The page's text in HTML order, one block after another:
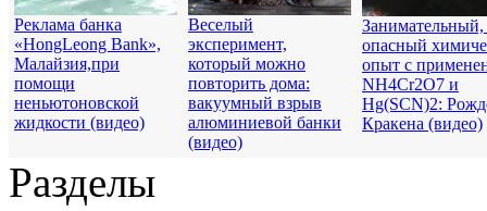
Реклама банка
«HongLeong Bank»,
Малайзия,при
помощи
неньютоновской
жидкости (видео)
Веселый
эксперимент,
который можно
повторить дома:
вакуумный взрыв
алюминиевой банки
(видео)
опасный
опыт с
NH4Cr2O7 и
Hg(SCN)2:
Кракена (видео)
Разделы